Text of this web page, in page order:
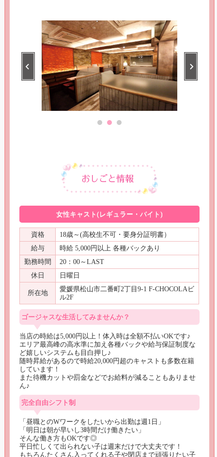
女性キャスト(レギュラー・バイト)
資格
18歳～(高校生不可・要身分証明書）
給与
時給 5,000円以上 各種バックあり
勤務時間
20：00～LAST
休日
日曜日
所在地
愛媛県松山市二番町2丁目9-1 F-CHOCOLAビ
ル2F
ゴージャスな生活してみませんか？
当店の時給は5,000円以上！体入時は全額不払いOKです♪
エリア最高峰の高水準に加え各種バックや給与保証制度な
ど嬉しいシステムも目白押し♪
随時昇給があるので時給20,000円超のキャストも多数在籍
しています！
また待機カットや罰金などでお給料が減ることもありませ
ん♪
完全自由シフト制
「昼職とのWワークをしたいから出勤は週1日」
「明日は朝が早いし3時間だけ働きたい」
そんな働き方もOKです◎
平日忙しくて出られない子は週末だけで大丈夫です！
もちろんたくさん入ってくれる子や閉店まで頑張りたい子